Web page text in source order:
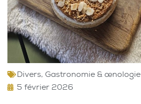
Divers, Gastronomie & œnologie
5 février 2026